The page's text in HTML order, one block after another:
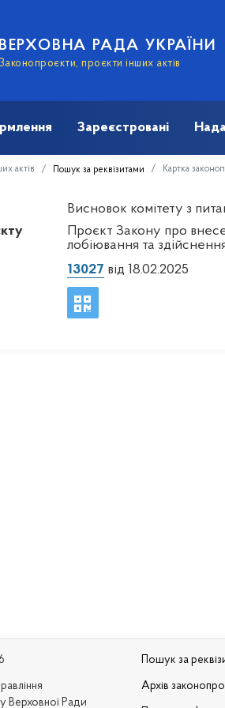
ВЕРХОВНА РАДА УКРАЇНИ
Законопроєкти, проєкти інших актів
Зареєстровані
актів Пошук за реквізитами Картка
Висновок комітету з
Проєкт Закону про
лобіювання та
13027 від 18.02.2025
Верховної Ради
Пошук за
Архів